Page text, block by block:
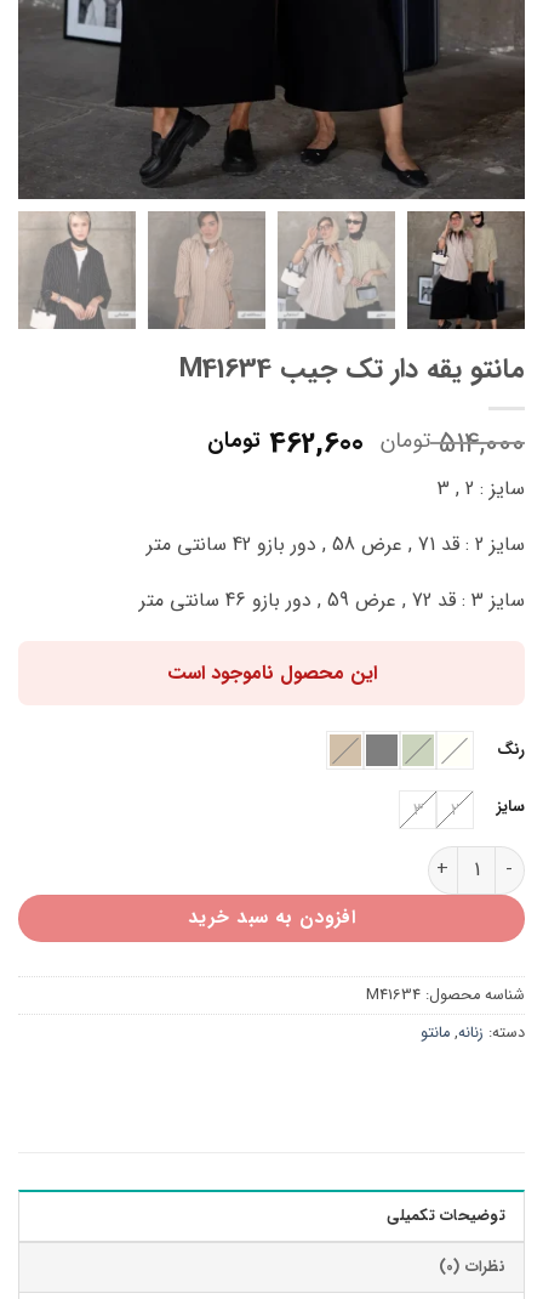
مانتو یقه دار تک جیب M41634
514,000 تومان قیمت
اصلی:
بود.
462,600 تومان
سایز : 2 , 3
سایز 2 : قد 71 , عرض 58 , دور بازو 42 سانتی متر
سایز 3 : قد 72 , عرض 59 , دور بازو 46 سانتی متر
این محصول ناموجود است
رنگ
سایز 2
3
مانتو یقه دار تک جیب M41634 عدد
افزودن به سبد خرید
شناسه محصول: M41634
دسته: زنانه, مانتو
توضیحات تکمیلی
نظرات (0)